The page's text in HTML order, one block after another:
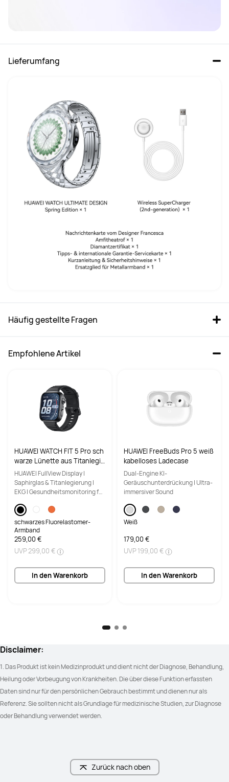
Lieferumfang
Häufig gestellte Fragen
Empfohlene Artikel
HUAWEI WATCH FIT 5 Pro sch
warze Lünette aus Titanlegie
rung + Schwarzes Fluorelast
omer-Armband
HUAWEI FullView Display |
Saphirglas & Titanlegierung |
EKG | Gesundheitsmonitoring für
schwarzes Fluorelastomer-
Armband
259,00 €
UVP299,00 €
In den Warenkorb
HUAWEI FreeBuds Pro 5 weiß
kabelloses Ladecase
Dual-Engine KI-
Geräuschunterdrückung | Ultra-
immersiver Sound
Weiß
179,00 €
UVP199,00 €
In den Warenkorb
Disclaimer:
1. Das Produkt ist kein Medizinprodukt und dient nicht der Diagnose, Behandlung,
Heilung oder Vorbeugung von Krankheiten. Die über diese Funktion erfassten
Daten sind nur für den persönlichen Gebrauch bestimmt und dienen nur als
Referenz. Sie sollten nicht als Grundlage für medizinische Studien, zur Diagnose
oder Behandlung verwendet werden.
Zurück nach oben